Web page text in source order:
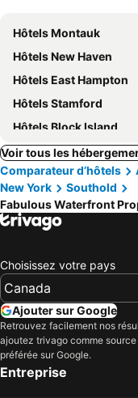
Hôtels Montauk
Hôtels New Haven
Hôtels East Hampton
Hôtels Stamford
Hôtels Block Island
Voir tous les
Comparateur d’hôtels
New York
Southold
Fabulous Waterfront
Choisissez votre pays
Ajouter sur Google
Retrouvez facilement nos
ajoutez trivago comme source
préférée sur Google.
Entreprise